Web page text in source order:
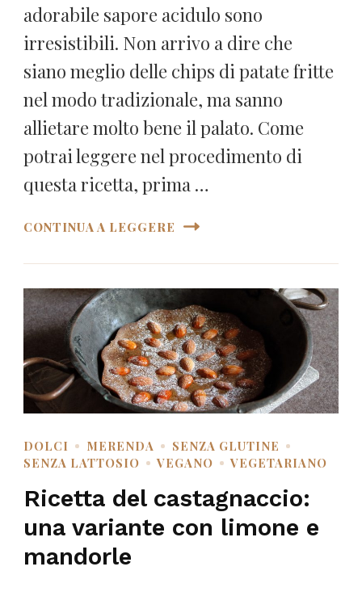
adorabile sapore acidulo sono
irresistibili. Non arrivo a dire che
siano meglio delle chips di patate fritte
nel modo tradizionale, ma sanno
allietare molto bene il palato. Come
potrai leggere nel procedimento di
questa ricetta, prima …
CONTINUA A LEGGERE
DOLCI MERENDA
SENZA GLUTINE
SENZA LATTOSIO
VEGANO VEGETARIANO
Ricetta del castagnaccio:
una variante con limone e
mandorle